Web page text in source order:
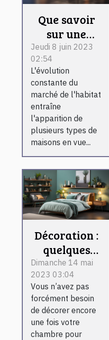
Que savoir
sur une
maison
container ?
Jeudi 8 juin 2023
02:54
L'évolution
constante du
marché de l'habitat
entraîne
l'apparition de
plusieurs types de
maisons en vue...
Décoration :
quelques
astuces pour
décorer à
bien votre
chambre
Dimanche 14 mai
2023 03:04
Vous n’avez pas
forcément besoin
de décorer encore
une fois votre
chambre pour